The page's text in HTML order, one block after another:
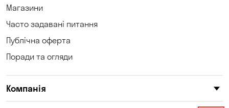
Кривий Ріг
Крюківщина
Магазини
Часто задавані питання
Публічна оферта
Поради та огляди
Компанія